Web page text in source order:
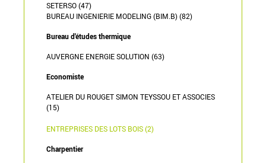
SETERSO (47)
BUREAU INGENIERIE MODELING (BIM.B) (82)
Bureau d'études thermique
AUVERGNE ENERGIE SOLUTION (63)
Economiste
ATELIER DU ROUGET SIMON TEYSSOU ET ASSOCIES
(15)
ENTREPRISES DES LOTS BOIS (2)
Charpentier